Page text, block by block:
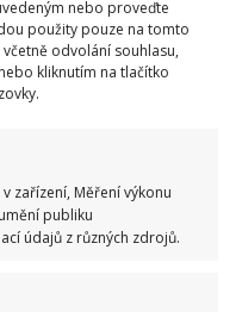
nebo proveďte
použity pouze na tomto
odvolání souhlasu,
kliknutím na tlačítko
zařízení, Měření výkonu
publiku
údajů z různých zdrojů.